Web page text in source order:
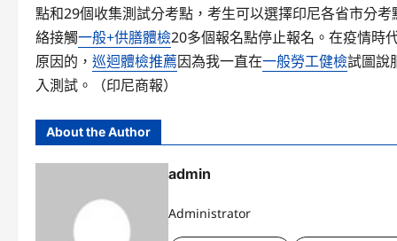
點和29個收集測試分考點，考生可以選擇印尼各省市分
絡接觸一般+供膳體檢20多個報名點停止報名。在疫情時
原因的， 巡迴體檢推薦因為我一直在一般勞工健檢試圖說
入測試。（印尼商報）
About the Author
admin
Administrator